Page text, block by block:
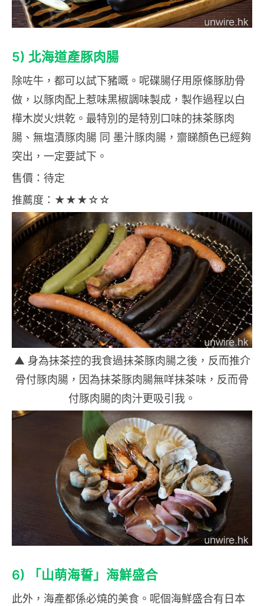
5) 北海道產豚肉腸
除咗牛，都可以試下豬嘅。呢碟腸仔用原條豚肋骨
做，以豚肉配上惹味黑椒調味製成，製作過程以白
樺木炭火烘乾。最特別的是特別口味的抺茶豚肉
腸、無塩漬豚肉腸 同 墨汁豚肉腸，齋睇顏色已經夠
突出，一定要試下。
售價：待定
推薦度：★★★☆☆
▲ 身為抺茶控的我食過抺茶豚肉腸之後，反而推介
骨付豚肉腸，因為抺茶豚肉腸無咩抺茶味，反而骨
付豚肉腸的肉汁更吸引我。
6) 「山萌海誓」海鮮盛合
此外，海產都係必燒的美食。呢個海鮮盛合有日本